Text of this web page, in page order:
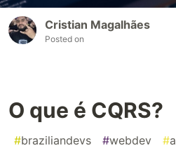
Cristian Magalhães
Posted on
O que é CQRS?
#braziliandevs #webdev #